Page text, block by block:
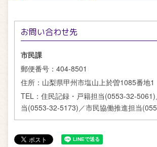
お問い合わせ先
市民課
郵便番号： 404-8501
住所： 山梨県甲州市塩山上於曽1085番地1
TEL： 住民記録・戸籍担当(0553-32-5061)
当(0553-32-5173)／市民協働推進担当